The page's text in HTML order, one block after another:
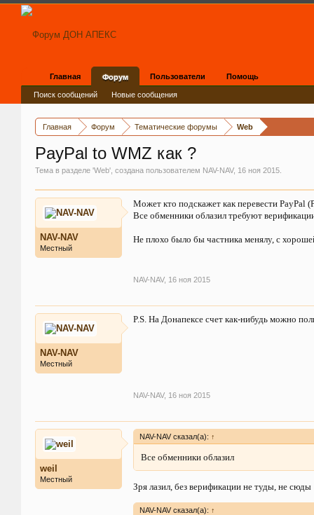
Главная Форум Тематические форумы Web
PayPal to WMZ как ?
Тема в разделе 'Web', создана пользователем NAV-NAV, 16 ноя 2015
NAV-NAV
Местный
Может кто подскажет как перевести PayPal
Все обменники облазил требуют
Не плохо было бы частника менялу, с
NAV-NAV, 16 ноя 2015
NAV-NAV
Местный
P.S. На Донапексе счет как-нибудь можно
NAV-NAV, 16 ноя 2015
weil
Местный
NAV-NAV сказал(а): ↑
Все обменники облазил
Зря лазил, без верификации не туды, не сюды
NAV-NAV сказал(а): ↑
Главная Форум
Поиск сообщений Новые сообщения
Пользователи Помощь